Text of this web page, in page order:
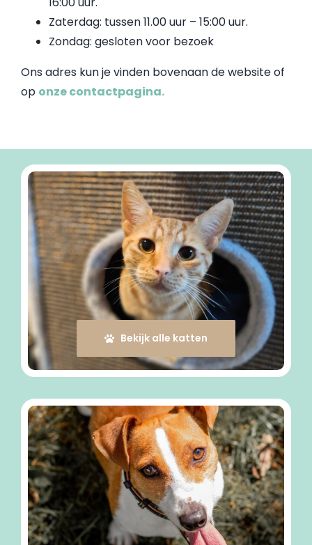
Zaterdag: tussen 11.00 uur – 15:00 uur.
Zondag: gesloten voor bezoek
Ons adres kun je vinden bovenaan de website of
op onze contactpagina.
Bekijk alle katten